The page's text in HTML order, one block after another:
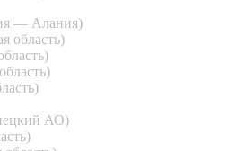
— Алания)
область)
АО)